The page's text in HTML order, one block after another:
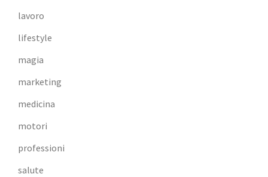
lavoro
lifestyle
magia
marketing
medicina
motori
professioni
salute